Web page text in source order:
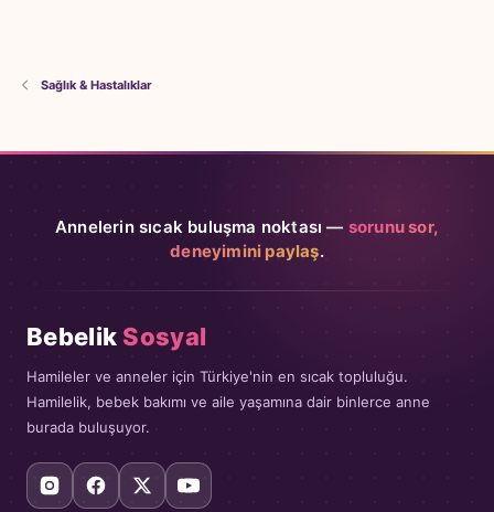
Sağlık & Hastalıklar
Annelerin sıcak buluşma noktası — sorunu sor,
deneyimini paylaş.
Bebelik Sosyal
Hamileler ve anneler için Türkiye'nin en sıcak topluluğu.
Hamilelik, bebek bakımı ve aile yaşamına dair binlerce anne
burada buluşuyor.